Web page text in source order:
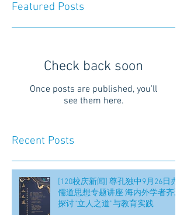
Featured Posts
Check back soon
Once posts are published, you’ll
see them here.
Recent Posts
[120校庆新闻] 尊孔独中9月26日办
儒道思想专题讲座 海内外学者齐聚
探讨“立人之道”与教育实践